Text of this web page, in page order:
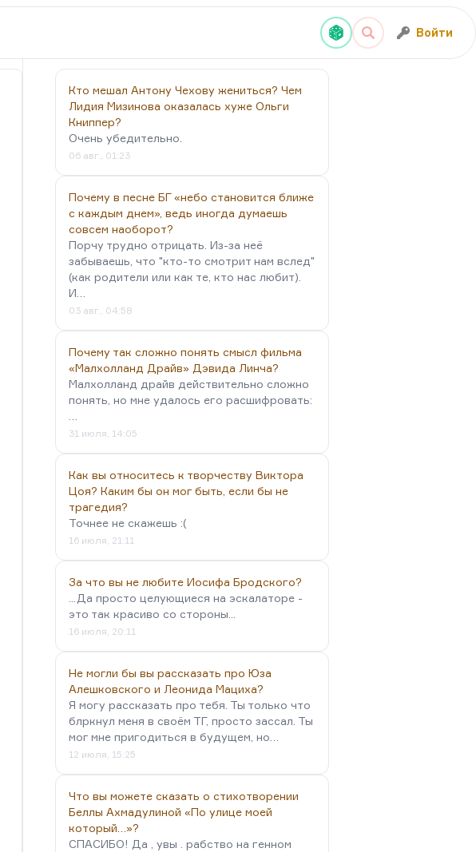
Войти
Кто мешал Антону Чехову жениться? Чем
Лидия Мизинова оказалась хуже Ольги
Книппер?
Очень убедительно.
06 авг., 01:23
Почему в песне БГ «небо становится ближе
с каждым днем», ведь иногда думаешь
совсем наоборот?
Порчу трудно отрицать. Из-за неё
забываешь, что "кто-то смотрит нам вслед"
(как родители или как те, кто нас любит).
И…
03 авг., 04:58
Почему так сложно понять смысл фильма
«Малхолланд Драйв» Дэвида Линча?
Малхолланд драйв действительно сложно
понять, но мне удалось его расшифровать:
31 июля, 14:05
Как вы относитесь к творчеству Виктора
Цоя? Каким бы он мог быть, если бы не
трагедия?
Точнее не скажешь :(
16 июля, 21:11
За что вы не любите Иосифа Бродского?
...Да просто целующиеся на эскалаторе -
это так красиво со стороны...
16 июля, 20:11
Не могли бы вы рассказать про Юза
Алешковского и Леонида Мациха?
Я могу рассказать про тебя. Ты только что
блркнул меня в своём ТГ, просто зассал. Ты
мог мне пригодиться в будущем, но…
12 июля, 15:25
Что вы можете сказать о стихотворении
Беллы Ахмадулиной «По улице моей
который…»?
СПАСИБО! Да , увы . рабство на генном